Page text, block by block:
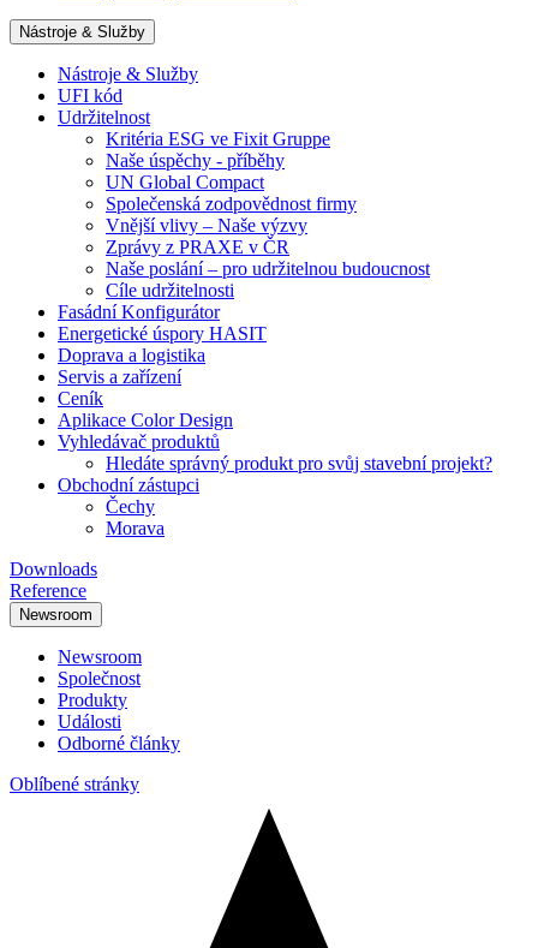
Nástroje & Služby
Nástroje & Služby
UFI kód
Udržitelnost
Kritéria ESG ve Fixit Gruppe
Naše úspěchy - příběhy
UN Global Compact
Společenská zodpovědnost firmy
Vnější vlivy – Naše výzvy
Zprávy z PRAXE v ČR
Naše poslání – pro udržitelnou budoucnost
Cíle udržitelnosti
Fasádní Konfigurátor
Energetické úspory HASIT
Doprava a logistika
Servis a zařízení
Ceník
Aplikace Color Design
Vyhledávač produktů
Hledáte správný produkt pro svůj stavební projekt?
Obchodní zástupci
Čechy
Morava
Downloads
Reference
Newsroom
Newsroom
Společnost
Produkty
Události
Odborné články
Oblíbené stránky